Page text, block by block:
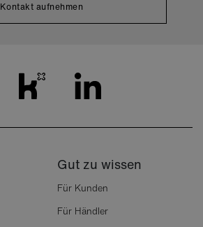
Kontakt aufnehmen
Gut zu wissen
Für Kunden
Für Händler